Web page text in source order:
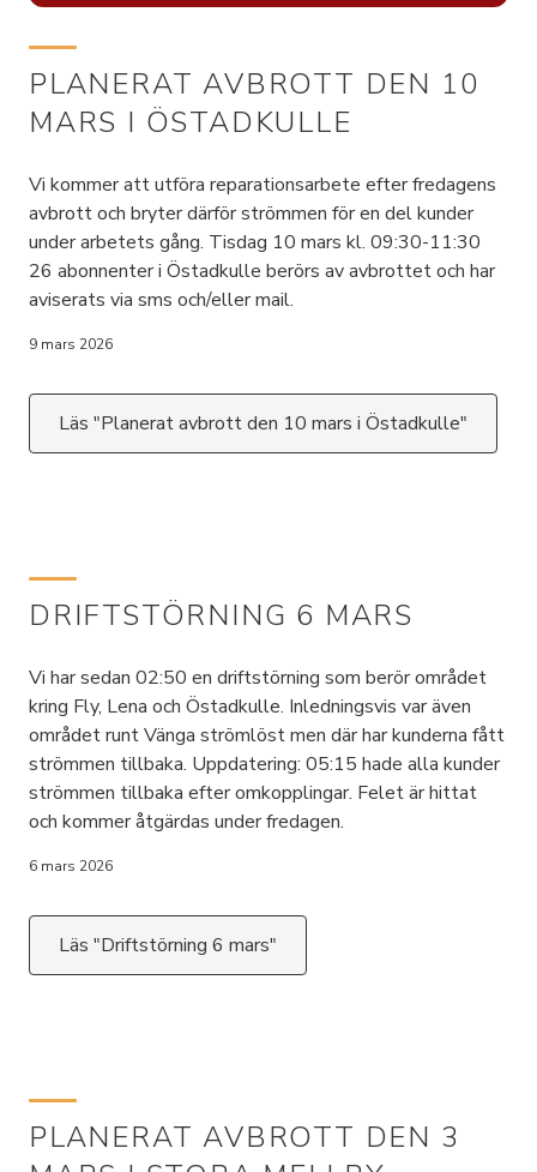
PLANERAT AVBROTT DEN 10
MARS I ÖSTADKULLE
Vi kommer att utföra reparationsarbete efter fredagens
avbrott och bryter därför strömmen för en del kunder
under arbetets gång. Tisdag 10 mars kl. 09:30-11:30
26 abonnenter i Östadkulle berörs av avbrottet och har
aviserats via sms och/eller mail.
9 mars 2026
Läs "Planerat avbrott den 10 mars i Östadkulle"
DRIFTSTÖRNING 6 MARS
Vi har sedan 02:50 en driftstörning som berör området
kring Fly, Lena och Östadkulle. Inledningsvis var även
området runt Vänga strömlöst men där har kunderna fått
strömmen tillbaka. Uppdatering: 05:15 hade alla kunder
strömmen tillbaka efter omkopplingar. Felet är hittat
och kommer åtgärdas under fredagen.
6 mars 2026
Läs "Driftstörning 6 mars"
PLANERAT AVBROTT DEN 3